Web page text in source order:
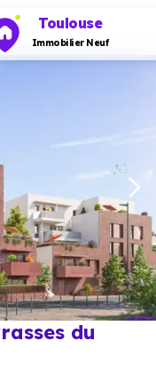
Toulouse
Immobilier Neuf
du